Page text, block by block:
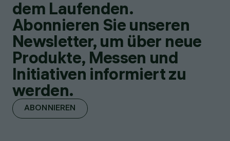
dem Laufenden.
Abonnieren Sie unseren
Newsletter, um über neue
Produkte, Messen und
Initiativen informiert zu
werden.
ABONNIEREN